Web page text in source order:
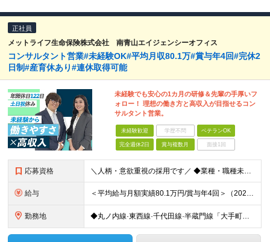
正社員
メットライフ生命保険株式会社 南青山エイジェンシーオフィス
コンサルタント営業#未経験OK#平均月収80.1万#賞与年4回#完休2
日制#産育休あり#連休取得可能
未経験でも安心の1カ月の研修＆先輩の手厚いフ
ォロー！ 理想の働き方と高収入が目指せるコン
サルタント営業。
未経験歓迎 学歴不問 ベテランOK
完全週休2日 賞与複数月 面接1回
応募資格 ＼人柄・意欲重視の採用です／ ◆業種・職種未経験歓迎 ◆高卒以上 【こんな方は大歓迎】 □お客さまの想いにしっかりと寄り添える方 □責任感を持って行動できる方 □人のために動ける方 □成長意欲の高い
給与 ＜平均給与月額実績80.1万円/賞与年4回＞（2024年度の税込定例給与実績。賞与は除外。）/賞与年4回（個人業績による） 初任給月給20万から35万円（基本給10万円＋初期補給10万から25万円）
勤務地 ◆丸ノ内線·東西線·千代田線·半蔵門線「大手町駅」より徒歩3分 【南青山エイジェンシーオフィス】 東京都千代田区大手町1-1-3 大手センタービル22F